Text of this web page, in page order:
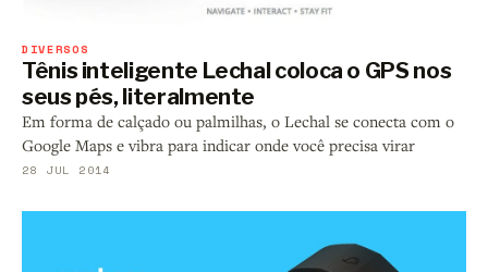
DIVERSOS
Tênis inteligente Lechal coloca o GPS nos
seus pés, literalmente
Em forma de calçado ou palmilhas, o Lechal se conecta com o
Google Maps e vibra para indicar onde você precisa virar
28 JUL 2014